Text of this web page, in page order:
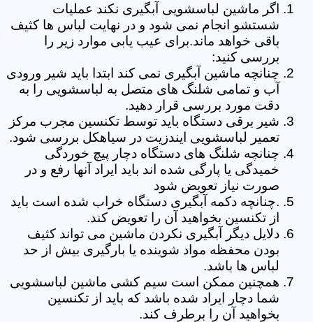
اگر ماشین لباسشویی آبگیری نکند عملیات
شستشو انجام نمی شود و در نهایت لباس ها کثیف
باقی خواهد ماند.برای عیب یابی موارد زیر را
بررسی کنید:
چنانچه ماشین آبگیری نمی کند ابتدا باید شیر ورودی
آب و تمامی شلنگ های متصل به لباسشویی را به
دقت مورد بررسی قرار دهید.
شیر برقی دستگاه باید توسط تکنسین مجرب مرکز
تعمیر لباسشویی ایندزیت در سیاهکل بررسی شود.
چنانچه شلنگ های دستگاه دچار پیچ خوردگی
خمیدگی یا پارگی شده اند باید ایراد آنها رفع و در
صورت نیاز تعویض شود
.چنانچه دکمه آبگیری دستگاه خراب شده است باید
از تکنسین بخواهید آن را تعویض کند.
دلایل دیگر آبگیری نکردن ماشین می تواند کثیف
بودن محفظه مواد شوینده یا بارگیری بیش از حد
لباس ها باشد.
همچنین ممکن است سیم کشی ماشین لباسشویی
شما دچار ایراد شده باشد که باید از تکنسین
بخواهید آن را برطرف کند.